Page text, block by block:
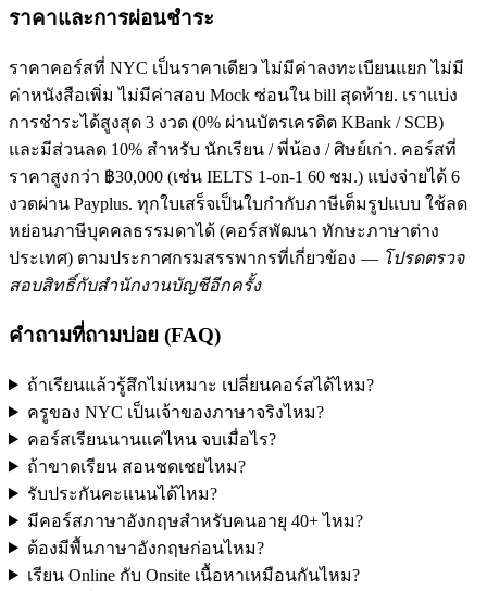
ราคาและการผ่อนชำระ
ราคาคอร์สที่ NYC เป็นราคาเดียว ไม่มีค่าลงทะเบียนแยก ไม่มี
ค่าหนังสือเพิ่ม ไม่มีค่าสอบ Mock ซ่อนใน bill สุดท้าย. เราแบ่ง
การชำระได้สูงสุด 3 งวด (0% ผ่านบัตรเครดิต KBank / SCB)
และมีส่วนลด 10% สำหรับ นักเรียน / พี่น้อง / ศิษย์เก่า. คอร์สที่
ราคาสูงกว่า ฿30,000 (เช่น IELTS 1-on-1 60 ชม.) แบ่งจ่ายได้ 6
งวดผ่าน Payplus. ทุกใบเสร็จเป็นใบกำกับภาษีเต็มรูปแบบ ใช้ลด
หย่อนภาษีบุคคลธรรมดาได้ (คอร์สพัฒนา ทักษะภาษาต่าง
ประเทศ) ตามประกาศกรมสรรพากรที่เกี่ยวข้อง — โปรดตรวจ
สอบสิทธิ์กับสำนักงานบัญชีอีกครั้ง
คำถามที่ถามบ่อย (FAQ)
ถ้าเรียนแล้วรู้สึกไม่เหมาะ เปลี่ยนคอร์สได้ไหม?
ครูของ NYC เป็นเจ้าของภาษาจริงไหม?
คอร์สเรียนนานแค่ไหน จบเมื่อไร?
ถ้าขาดเรียน สอนชดเชยไหม?
รับประกันคะแนนได้ไหม?
มีคอร์สภาษาอังกฤษสำหรับคนอายุ 40+ ไหม?
ต้องมีพื้นภาษาอังกฤษก่อนไหม?
เรียน Online กับ Onsite เนื้อหาเหมือนกันไหม?